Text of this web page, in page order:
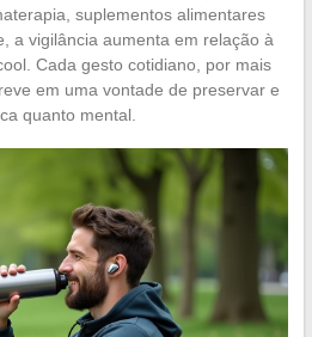
suplementos alimentares
a vigilância aumenta em relação à
Cada gesto cotidiano, por mais
em uma vontade de preservar e
quanto mental.